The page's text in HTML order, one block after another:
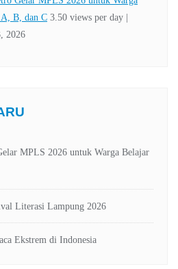
MPLS 2026 untuk Warga Belajar
Literasi Lampung 2026
Ekstrem di Indonesia